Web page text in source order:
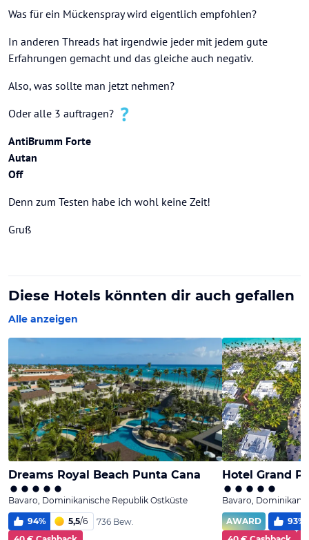
Was für ein Mückenspray wird eigentlich empfohlen?
In anderen Threads hat irgendwie jeder mit jedem gute
Erfahrungen gemacht und das gleiche auch negativ.
Also, was sollte man jetzt nehmen?
Oder alle 3 auftragen?
AntiBrumm Forte
Autan
Off
Denn zum Testen habe ich wohl keine Zeit!
Gruß